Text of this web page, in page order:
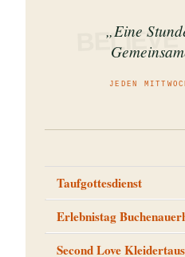
BELIEVE
„Eine
JEDEN
Taufgottesdienst
Erlebnistag
Second Love